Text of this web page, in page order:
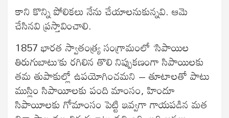
కాని కొన్ని పోలికలు నేను చేయాలనుకున్నవి. ఆమె
చేసినవి ప్రస్తావించాలి.
1857 భారత స్వాతంత్య్ర సంగ్రామంలో ‘సిపాయిల
తిరుగుబాటు’కు రగిలిన తొలి నిప్పుకణంగా సిపాయిలకు
తమ తుపాకుల్లో ఉపయోగించమని – తూటాలతో పాటు
ముస్లిం సిపాయీలకు పంది మాంసం, హిందూ
సిపాయీలకు గోమాంసం పెట్టి ఇవ్వగా గాయపడిన మత